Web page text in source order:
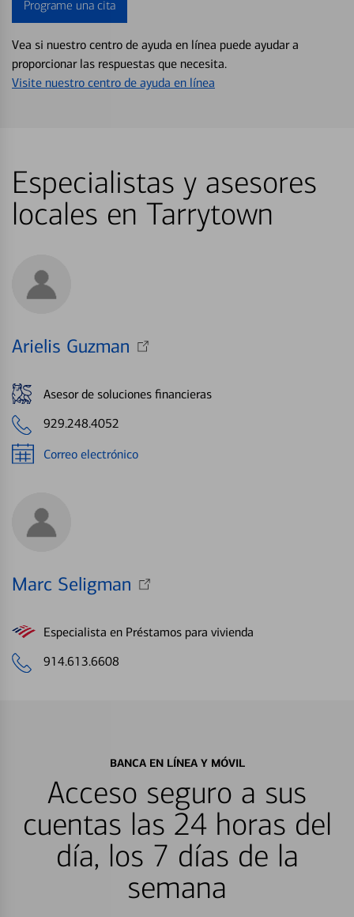
Programe una cita
Vea si nuestro centro de ayuda en línea puede ayudar a
proporcionar las respuestas que necesita.
Visite nuestro centro de ayuda en línea
Especialistas y asesores
locales en Tarrytown
Arielis Guzman
Asesor de soluciones financieras
929.248.4052
Correo electrónico
Marc Seligman
Especialista en Préstamos para vivienda
914.613.6608
BANCA EN LÍNEA Y MÓVIL
Acceso seguro a sus
cuentas las 24 horas del
día, los 7 días de la
semana